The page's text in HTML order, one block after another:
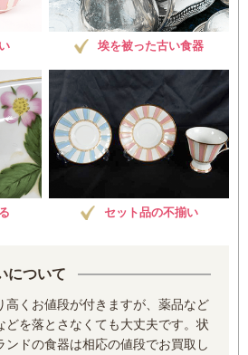
埃を被った古い食器
セット品の不揃い
について
高くお値段が付きますが、薬品など
どを落とさなくても大丈夫です。状
ンドの食器は相応の値段でお買取し